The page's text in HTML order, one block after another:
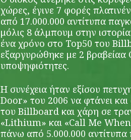
χώρες, έγινε 7 φορές
από 17.000.000 αντίτυπα
μόλις 8 άλμπουμ στην
ένα χρόνο στο Top50 του
εξαργυρώθηκε με 2
υποψηφιότητες.
Η συνέχεια ήταν εξίσου
Door» του 2006 να φτάνει
του Billboard και χάρη σε
«Lithium» και «Call Me
πάνω από 5.000.000 αντίτυπα